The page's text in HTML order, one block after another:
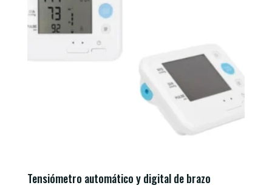
Tensiómetro automático y digital de brazo